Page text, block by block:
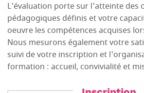
L'évaluation porte sur l'atteinte des
pédagogiques définis et votre
oeuvre les compétences acquises
Nous mesurons également votre
suivi de votre inscription et
formation : accueil, convivialité et